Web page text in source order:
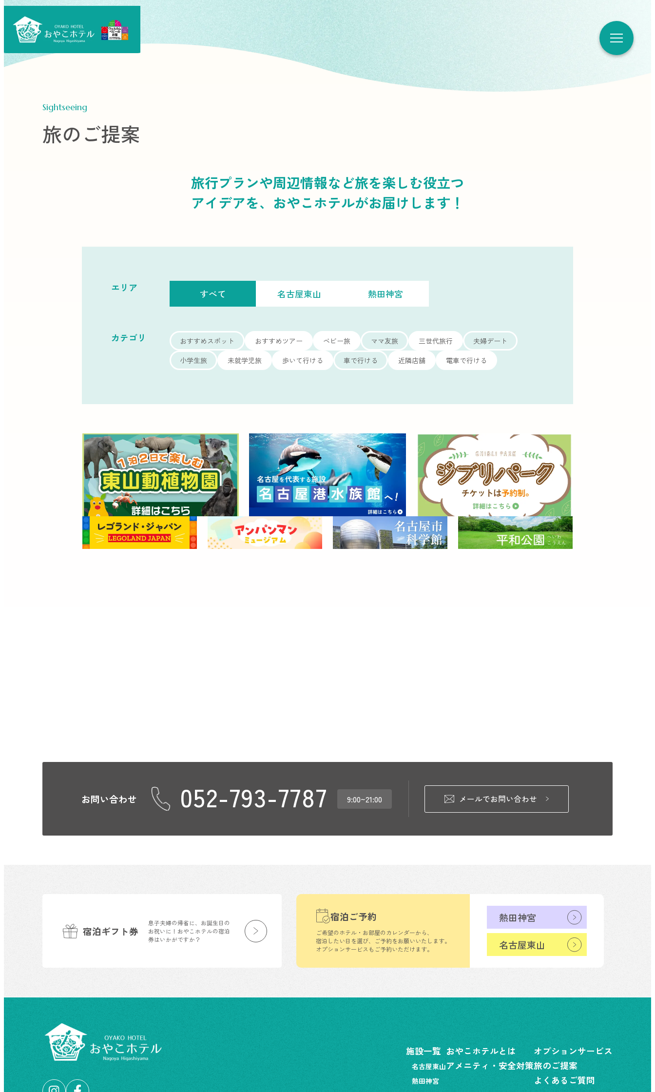
Sightseeing
旅のご提案
旅行プランや周辺情報など旅を楽しむ役立つ
アイデアを、 おやこホテルがお届けします！
エリア
すべて 名古屋東山 熱田神宮
カテゴリ おすすめスポット おすすめツアー ベビー旅 ママ友旅 三世代旅行
夫婦デート
小学生旅
未就学児旅 歩いて行ける 車で行ける 近隣店舗 電車で行ける
お問い合わせ 052-793-7787 9:00~21:00 メールでお問い合わせ
宿泊ギフト券
息子夫婦の帰省に、お誕生日の
お祝いに！おやこホテルの宿泊
券はいかがですか？
宿泊ご予約
ご希望のホテル・お部屋のカレンダーから、
宿泊したい日を選び、ご予約をお願いいたします。
オプションサービスもご予約いただけます。
熱田神宮
名古屋東山
施設一覧
名古屋東山
熱田神宮
おやこホテルとは
アメニティ・安全対策
オプションサービス
旅のご提案
よくあるご質問